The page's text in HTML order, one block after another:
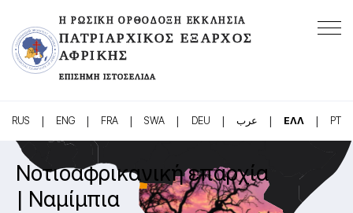
Η ΡΩΣΙΚΉ ΟΡΘΌΔΟΞΗ ΕΚΚΛΗΣΊΑ
ΠΑΤΡΙΑΡΧΙΚΌΣ ΈΞΑΡΧΟΣ
ΑΦΡΙΚΉΣ
ΕΠΊΣΗΜΗ ΙΣΤΟΣΕΛΊΔΑ
RUS | ENG | FRA | SWA | DEU | عرب | ΕΛΛ | PT
Νοτιοαφρικανική επαρχία
| Ναμίμπια